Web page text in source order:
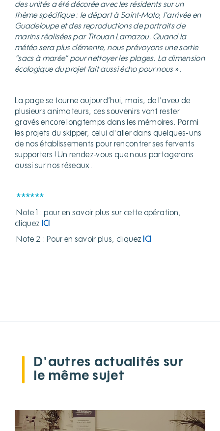
des unités a été décorée avec les résidents sur un
thème spécifique : le départ à Saint-Malo, l’arrivée en
Guadeloupe et des reproductions de portraits de
marins réalisées par Titouan Lamazou. Quand la
météo sera plus clémente, nous prévoyons une sortie
“sacs à marée” pour nettoyer les plages. La dimension
écologique du projet fait aussi écho pour nous».
La page se tourne aujourd’hui, mais, de l’aveu de
plusieurs animateurs, ces souvenirs vont rester
gravés encore longtemps dans les mémoires. Parmi
les projets du skipper, celui d'aller dans quelques-uns
de nos établissements pour rencontrer ses fervents
supporters ! Un rendez-vous que nous partagerons
aussi sur nos réseaux.
******
Note 1 : pour en savoir plus sur cette opération,
cliquez ICI
Note 2 : Pour en savoir plus, cliquez ICI
D'autres actualités sur
le même sujet